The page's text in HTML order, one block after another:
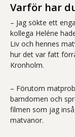
Varför har
– Jag sökte ett
kollega Heléne
Liv och hennes
hur det var fatt
Kronholm.
– Förutom
barndomen och
filmen som jag
matvanor.